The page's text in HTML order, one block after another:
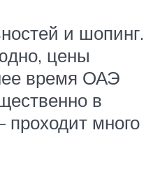
и шопинг.
цены
время ОАЭ
в
проходит много